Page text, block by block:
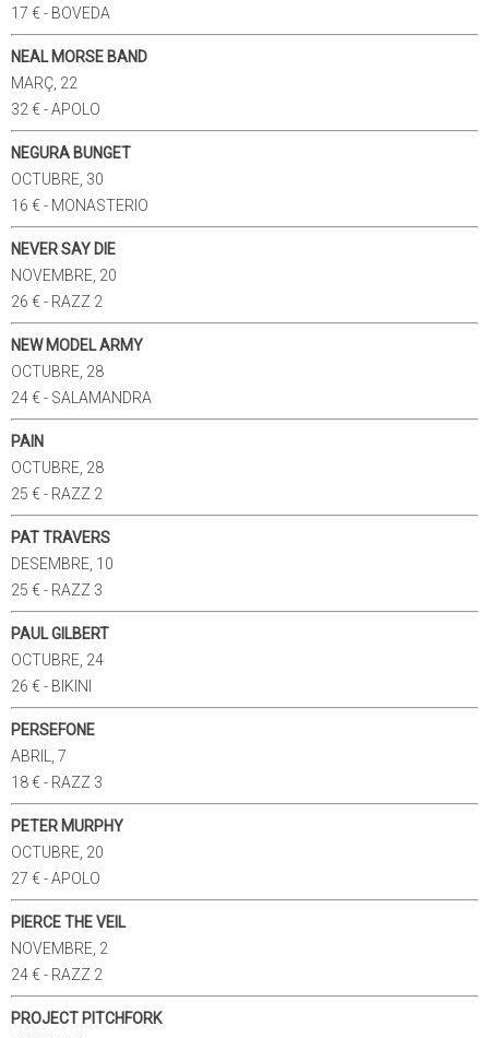
17 € - BOVEDA
NEAL MORSE BAND
MARÇ, 22
32 € - APOLO
NEGURA BUNGET
OCTUBRE, 30
16 € - MONASTERIO
NEVER SAY DIE
NOVEMBRE, 20
26 € - RAZZ 2
NEW MODEL ARMY
OCTUBRE, 28
24 € - SALAMANDRA
PAIN
OCTUBRE, 28
25 € - RAZZ 2
PAT TRAVERS
DESEMBRE, 10
25 € - RAZZ 3
PAUL GILBERT
OCTUBRE, 24
26 € - BIKINI
PERSEFONE
ABRIL, 7
18 € - RAZZ 3
PETER MURPHY
OCTUBRE, 20
27 € - APOLO
PIERCE THE VEIL
NOVEMBRE, 2
24 € - RAZZ 2
PROJECT PITCHFORK